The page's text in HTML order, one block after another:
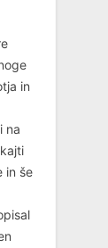
in
na
in še